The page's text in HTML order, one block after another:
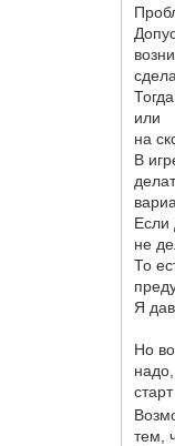
или
на
В
Если
не
То
Я
Но
тем,